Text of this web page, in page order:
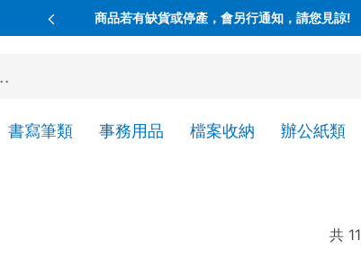
商品若有缺貨或停產，會另行通知，請您見諒!
書寫筆類 事務用品 檔案收納 辦公紙類
共 11